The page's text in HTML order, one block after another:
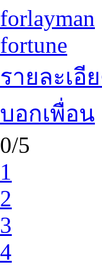
forlayman
fortune
รายละเอี
บอกเพื่อน
0/5
1
2
3
4